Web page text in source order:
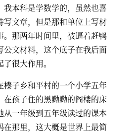
我本科是学数学的，虽然也喜
写文章，但是那和单位上写材
。那两年时间里，被逼着赶鸭
公文材料，这个底子在我后面
很大作用。
榛子乡和平村的一个小学五年
在孩子住的黑黝黝的阁楼的床
从一年级到五年级读过的课本
在那里，这大概是世界上最简